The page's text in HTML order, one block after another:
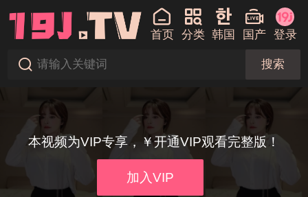
首页 分类 韩国 国产 登录
搜索
本视频为VIP专享，￥开通VIP观看完整版！
加入VIP